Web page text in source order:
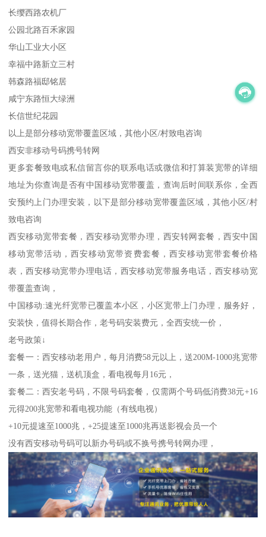
长缨西路农机厂
公园北路百禾家园
华山工业大小区
幸福中路新立三村
韩森路福邸铭居
咸宁东路恒大绿洲
长信世纪花园
以上是部分移动宽带覆盖区域，其他小区/村致电咨询
西安非移动号码携号转网
更多套餐致电或私信留言你的联系电话或微信和打算装宽带的详细
地址为你查询是否有中国移动宽带覆盖，查询后时间联系你，全西
安预约上门办理安装，以下是部分移动宽带覆盖区域，其他小区/村
致电咨询
西安移动宽带套餐，西安移动宽带办理，西安转网套餐，西安中国
移动宽带活动，西安移动宽带资费套餐，西安移动宽带套餐价格
表，西安移动宽带办理电话，西安移动宽带服务电话，西安移动宽
带覆盖查询，
中国移动:速光纤宽带已覆盖本小区，小区宽带上门办理，服务好，
安装快，值得长期合作，老号码安装费元，全西安统一价，
老号政策↓
套餐一：西安移动老用户，每月消费58元以上，送200M-1000兆宽带
一条，送光猫，送机顶盒，看电视每月16元，
套餐二：西安老号码，不限号码套餐，仅需两个号码低消费38元+16
元得200兆宽带和看电视功能（有线电视）
+10元提速至1000兆，+25提速至1000兆再送影视会员一个
没有西安移动号码可以新办号码或不换号携号转网办理，